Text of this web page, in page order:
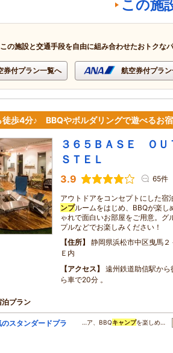
この施
この施設と交通手段を自由に組み合わせたおトクな
券付プラン一覧へ 航空券付プラ
歩4分♪ BBQやボルダリングで遊べるお宿
３６５ＢＡＳＥ Ｏ
ＳＴＥＬ
3.9 65件
アウトドアをコンセプトにした宿
ンプルームをはじめ、BBQが楽し
ゃれで面白いお部屋をご用意。グ
プルなどでお楽しみください！
住所
静岡県浜松市中区曳馬
Ｅ内
アクセス
遠州鉄道助信駅か
ら車で20分 。
泊プラン
のスタンダードプラ
…ア、BBQキャンプを楽しめ…